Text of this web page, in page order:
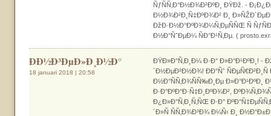
ÑƒÑÑ‚Ð°Ð½Ð¾Ð²ÐºÐ¸ ÐŸÐž. -
Ð½Ð¾Ð²Ð¸Ñ‡ÐºÐ¾Ð² Ð¸
ÐžÐ·Ð½Ð°ÐºÐ¾Ð¼Ñ‚ÐµÑÑŒ Ñ
Ð½Ð°ÑˆÐµÐ¼ ÑÐ°Ð¹Ñ‚Ðµ. (
ÐÐ½Ð³ÐµÐ»Ð¸Ð½Ð°
18 januari 2018 | 20:58
ÐŸÐ»Ð°Ñ‚Ð¸Ð¼ Ð·Ð° Ð»Ð°Ð¹ÐºÐ¸! -
´Ð½ÐµÐ²Ð½Ð¾! ÐÐ°Ñˆ ÑÐµÑ€Ð²Ð¸Ñ
Ð½Ð°ÑÑ‚Ð¾ÑÑ‰Ð¸Ðµ Ð»Ð°Ð¹ÐºÐ¸
Ð·Ð°ÐºÐ°Ð·Ñ‡Ð¸ÐºÐ¾Ð²,
Ð¿Ð»Ð°Ñ‚Ð¸Ñ‚ÑŒ Ð·Ð°
´Ð»Ñ ÑÑ‚Ð¾Ð³Ð¾ Ð¼Ñ‹ Ð¸